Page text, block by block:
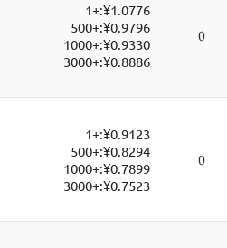
1+:¥1.0776
500+:¥0.9796
1000+:¥0.9330
3000+:¥0.8886
0
1+:¥0.9123
500+:¥0.8294
1000+:¥0.7899
3000+:¥0.7523
0